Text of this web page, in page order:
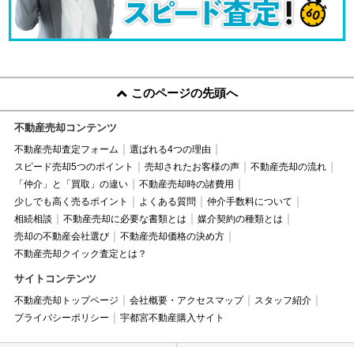
このページの先頭へ
不動産売却コンテンツ
不動産売却査定フォーム
選ばれる4つの理由
スピード売却5つのポイント
売却されたお客様の声
不動産売却の流れ
「仲介」と「買取」の違い
不動産売却時の諸費用
少しでも高く売るポイント
よくある質問
仲介手数料について
相続相談
不動産売却に必要な書類とは
媒介契約の種類とは
売却の不動産会社選び
不動産売却価格の決め方
不動産売却クイック査定とは？
サイトコンテンツ
不動産売却トップページ 会社概要・アクセスマップ
スタッフ紹介
プライバシーポリシー
宇都宮不動産購入サイト